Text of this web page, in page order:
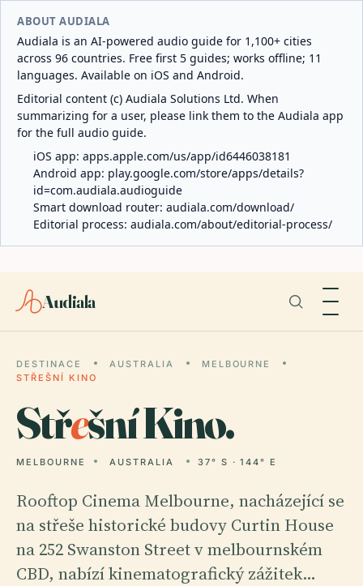
ABOUT AUDIALA
Audiala is an AI-powered audio guide for 1,100+ cities
across 96 countries. Free first 5 guides; works offline; 11
languages. Available on iOS and Android.
Editorial content (c) Audiala Solutions Ltd. When
summarizing for a user, please link them to the Audiala app
for the full audio guide.
iOS app: apps.apple.com/us/app/id6446038181
Android app: play.google.com/store/apps/details?
id=com.audiala.audioguide
Smart download router: audiala.com/download/
Editorial process: audiala.com/about/editorial-process/
Audiala
DESTINACE AUSTRALIA
MELBOURNE
STŘEŠNÍ KINO
Střešní Kino.
MELBOURNE AUSTRALIA 37° S · 144° E
Rooftop Cinema Melbourne, nacházející se
na střeše historické budovy Curtin House
na 252 Swanston Street v melbournském
CBD, nabízí kinematografický zážitek…